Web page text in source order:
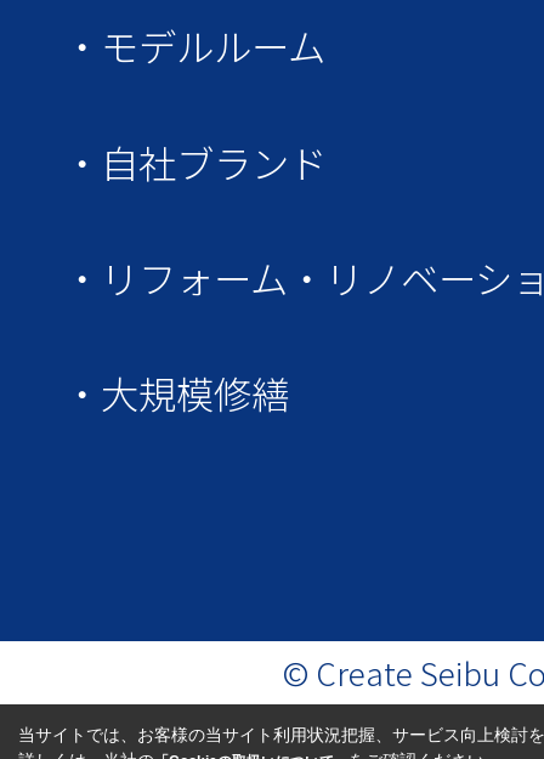
・モデルルーム
・自社ブランド
・リフォーム・リノベーシ
・大規模修繕
© Create Seibu
当サイトでは、お客様の当サイト利用状況把握、サービス向上検討